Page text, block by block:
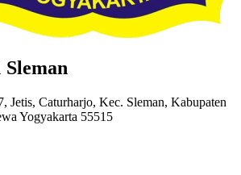
Sleman
Jetis, Caturharjo, Kec. Sleman, Kabupaten
Yogyakarta 55515